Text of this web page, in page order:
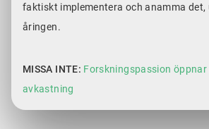
faktiskt implementera och anamma det,
åringen.
MISSA INTE: Forskningspassion
avkastning